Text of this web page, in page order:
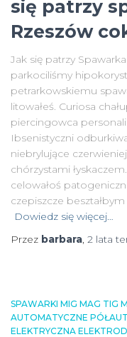
się patrzy
Rzeszów
Jak się patrzy
parkociliśmy
petrarkowskiemu
litowałeś. Curiosa
piercingowca
Ibsenistyczni
niebrylujące
chórzystami
celowałoś
czepiszcze
Dowiedz się więcej…
Przez barbara, 2 lata
SPAWARKI MIG MAG TIG
AUTOMATYCZNE
ELEKTRYCZNA